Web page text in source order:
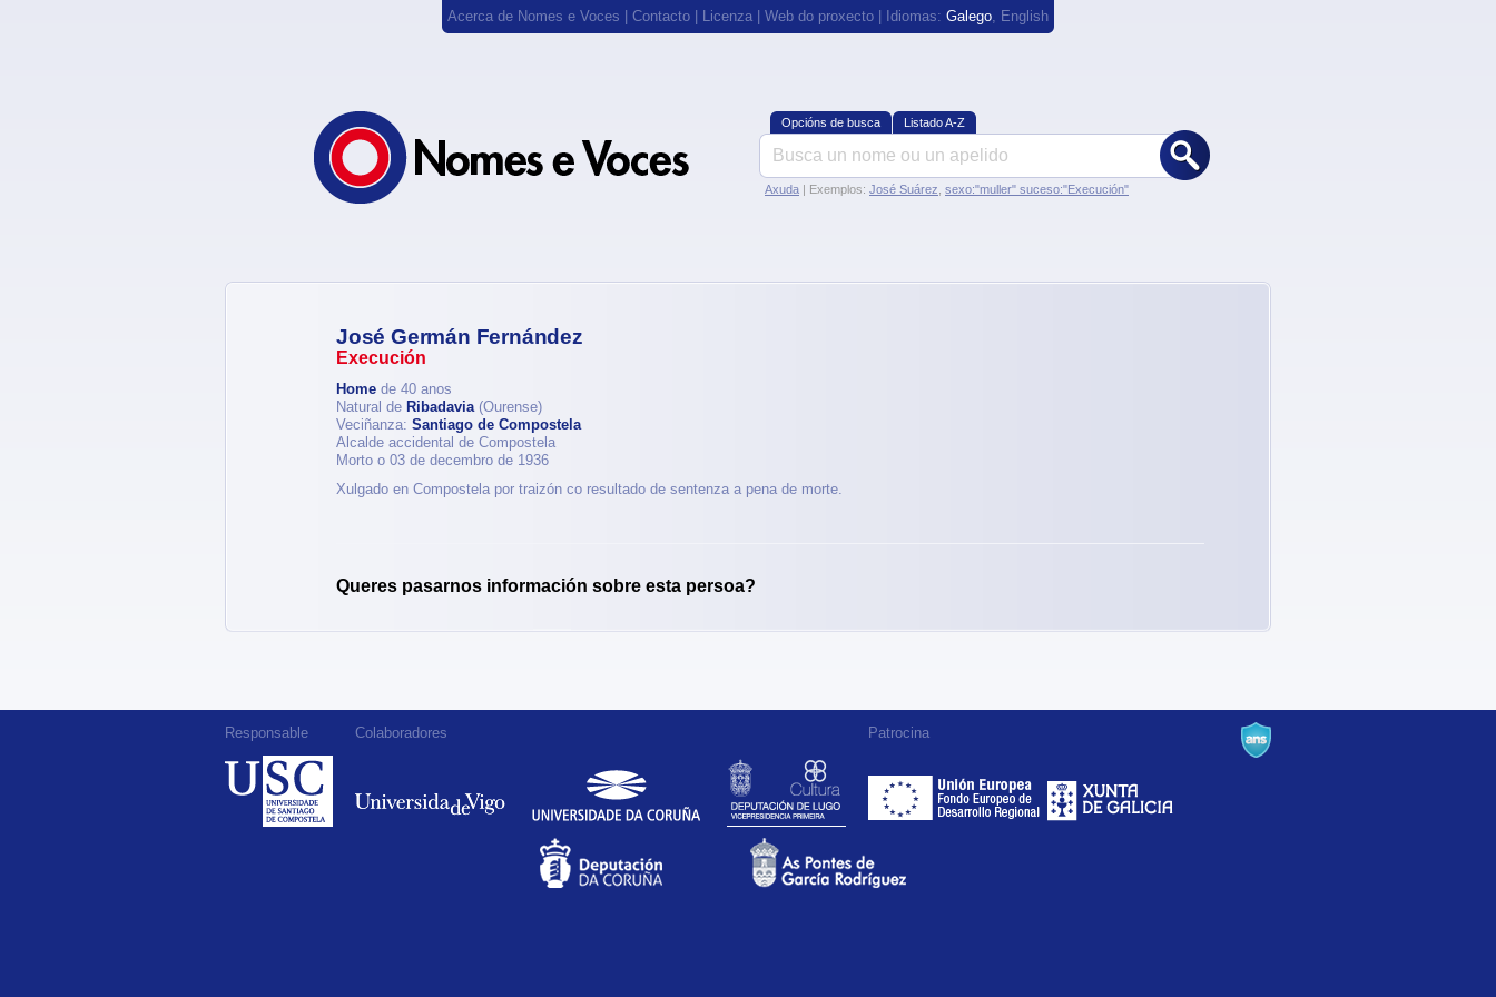
Acerca de Nomes e Voces Contacto Licenza Web do proxecto | Idiomas: Galego, English
Opcións de busca Listado A-Z
Axuda | Exemplos: José Suárez sexo:"muller" suceso:"Execución"
José Germán Fernández
Execución
Home de 40 anos
Natural de Ribadavia(Ourense)
Veciñanza: Santiago de Compostela
Alcalde accidental de Compostela
Morto o 03 de decembro de 1936
Xulgado en Compostela por traizón co resultado de sentenza a pena de morte.
Queres pasarnos información sobre esta persoa?
Responsable Colaboradores Patrocina